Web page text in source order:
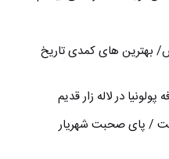
لوییس/ بهترین های کمدی تاریخ
در لاله زار قدیم
/ پای صحبت شهريار